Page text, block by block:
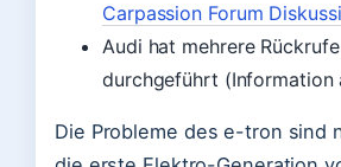
Carpassion Forum
Audi hat mehrere
durchgeführt (Information
Die Probleme des e-tron sind